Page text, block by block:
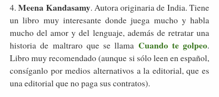
4.Meena Kandasamy. Autora originaria de India. Tiene
un libro muy interesante donde juega mucho y habla
mucho del amor y del lenguaje, además de retratar una
historia de maltraro que se llama Cuando te golpeo.
Libro muy recomendado (aunque si sólo leen en español,
consíganlo por medios alternativos a la editorial, que es
una editorial que no paga sus contratos).